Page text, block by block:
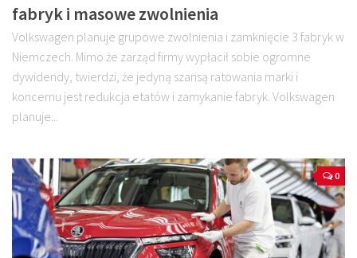
fabryk i masowe zwolnienia
Volkswagen planuje grupowe zwolnienia i zamknięcie 3 fabryk w
Niemczech. Mimo że zarząd firmy wypłacił sobie ogromne
dywidendy, twierdzi, że jedyną szansą ratowania marki i
koncernu jest redukcja etatów i zamykanie fabryk. Volkswagen
planuje...
0